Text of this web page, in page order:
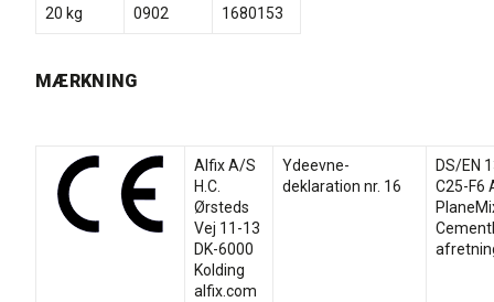
20 kg 0902 1680153
MÆRKNING
Alfix A/S
H.C.
Ørsteds
Vej 11-13
DK-6000
Kolding
alfix.com
Ydeevne-
deklaration nr. 16
DS/EN
C25-F6